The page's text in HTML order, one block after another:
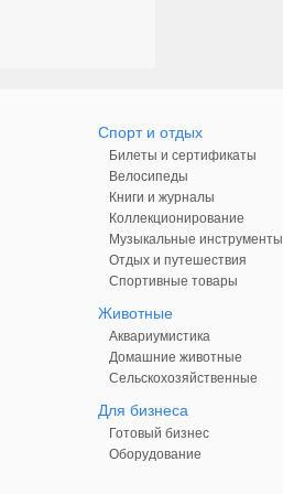
Спорт и отдых
Билеты и сертификаты
Велосипеды
Книги и журналы
Коллекционирование
Музыкальные инструменты
Отдых и путешествия
Спортивные товары
Животные
Аквариумистика
Домашние животные
Сельскохозяйственные
Для бизнеса
Готовый бизнес
Оборудование